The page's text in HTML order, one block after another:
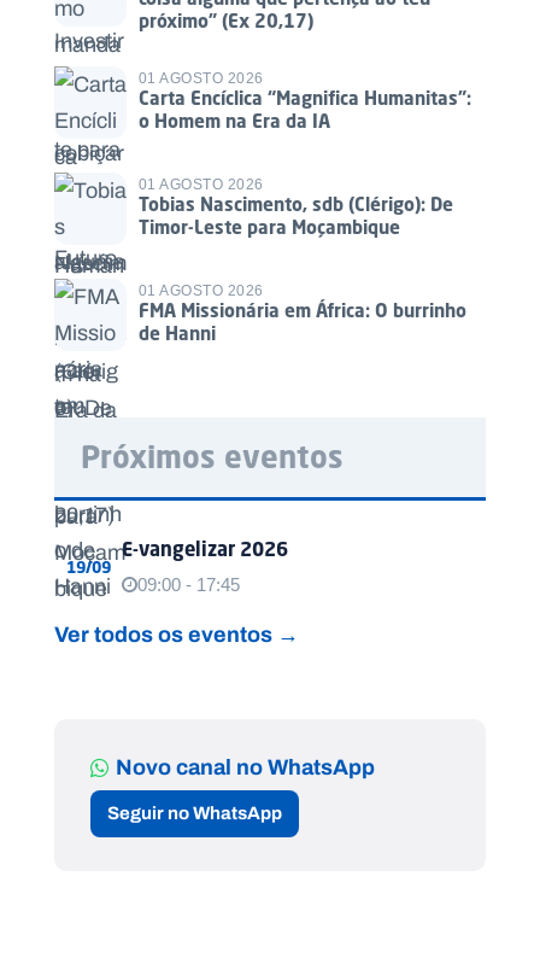
próximo” (Ex 20,17)
01 AGOSTO 2026
Carta Encíclica “Magnifica Humanitas”:
o Homem na Era da IA
01 AGOSTO 2026
Tobias Nascimento, sdb (Clérigo): De
Timor-Leste para Moçambique
01 AGOSTO 2026
FMA Missionária em África: O burrinho
de Hanni
Próximos eventos
19/09
E-vangelizar 2026
09:00 - 17:45
Ver todos os eventos →
Novo canal no WhatsApp
Seguir no WhatsApp